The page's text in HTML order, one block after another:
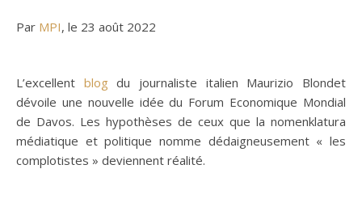
Par MPI, le 23 août 2022
L’excellent blogdu journaliste italien Maurizio Blondet
dévoile une nouvelle idée du Forum Economique Mondial
de Davos. Les hypothèses de ceux que la nomenklatura
médiatique et politique nomme dédaigneusement « les
complotistes » deviennent réalité.